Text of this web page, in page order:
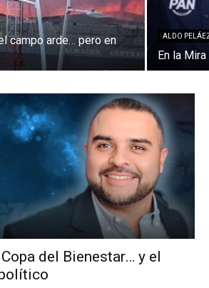
campo arde… pero en
ALDO
En la
del Bienestar… y el